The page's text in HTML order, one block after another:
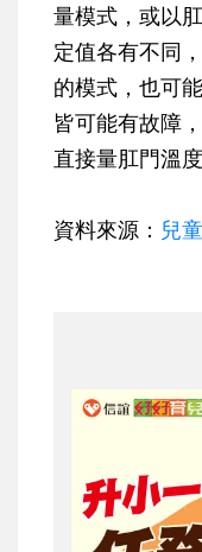
量模式，或以
定值各有不同
的模式，也可
皆可能有故障
直接量肛門溫
資料來源： 兒